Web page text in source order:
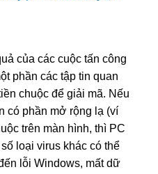
của các cuộc tấn công
phần các tập tin quan
chuộc để giải mã. Nếu
có phần mở rộng lạ (ví
trên màn hình, thì PC
loại virus khác có thể
lỗi Windows, mất dữ